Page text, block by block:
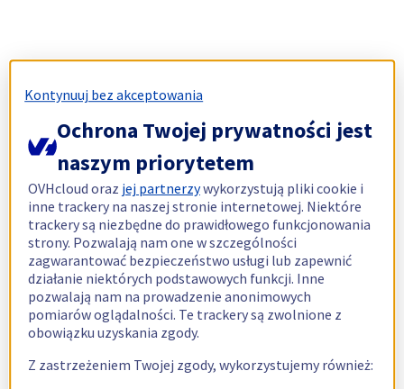
Kontynuuj bez akceptowania
Ochrona Twojej prywatności jest
naszym priorytetem
OVHcloud oraz jej partnerzywykorzystują pliki cookie i
inne trackery na naszej stronie internetowej. Niektóre
trackery są niezbędne do prawidłowego funkcjonowania
strony. Pozwalają nam one w szczególności
zagwarantować bezpieczeństwo usługi lub zapewnić
działanie niektórych podstawowych funkcji. Inne
pozwalają nam na prowadzenie anonimowych
pomiarów oglądalności. Te trackery są zwolnione z
obowiązku uzyskania zgody.
Z zastrzeżeniem Twojej zgody, wykorzystujemy również: